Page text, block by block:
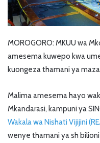
MOROGORO: MKUU wa
amesema kuwepo kwa
kuongeza thamani ya
Malima amesema hayo
Mkandarasi, kampuni ya
Wakala wa Nishati Vijijini
wenye thamani ya sh